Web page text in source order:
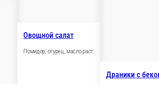
Овощной салат
Помидор, огурец, масло раст.
Драники с